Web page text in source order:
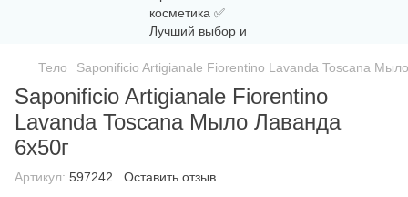
Тело Saponificio Artigianale Fiorentino Lavanda Toscana
Saponificio Artigianale Fiorentino
Lavanda Toscana Мыло Лаванда
6x50г
Артикул: 597242 Оставить отзыв